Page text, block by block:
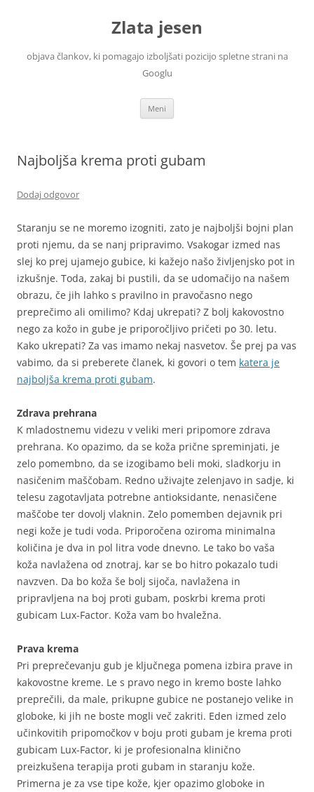
Zlata jesen
objava člankov, ki pomagajo izboljšati pozicijo spletne strani na
Googlu
Meni
Najboljša krema proti gubam
Dodaj odgovor
Staranju se ne moremo izogniti, zato je najboljši bojni plan
proti njemu, da se nanj pripravimo. Vsakogar izmed nas
slej ko prej ujamejo gubice, ki kažejo našo življenjsko pot in
izkušnje. Toda, zakaj bi pustili, da se udomačijo na našem
obrazu, če jih lahko s pravilno in pravočasno nego
preprečimo ali omilimo? Kdaj ukrepati? Z bolj kakovostno
nego za kožo in gube je priporočljivo pričeti po 30. letu.
Kako ukrepati? Za vas imamo nekaj nasvetov. Še prej pa vas
vabimo, da si preberete članek, ki govori o tem katera je
najboljša krema proti gubam.
Zdrava prehrana
K mladostnemu videzu v veliki meri pripomore zdrava
prehrana. Ko opazimo, da se koža prične spreminjati, je
zelo pomembno, da se izogibamo beli moki, sladkorju in
nasičenim maščobam. Redno uživajte zelenjavo in sadje, ki
telesu zagotavljata potrebne antioksidante, nenasičene
maščobe ter dovolj vlaknin. Zelo pomemben dejavnik pri
negi kože je tudi voda. Priporočena oziroma minimalna
količina je dva in pol litra vode dnevno. Le tako bo vaša
koža navlažena od znotraj, kar se bo hitro pokazalo tudi
navzven. Da bo koža še bolj sijoča, navlažena in
pripravljena na boj proti gubam, poskrbi krema proti
gubicam Lux-Factor. Koža vam bo hvaležna.
Prava krema
Pri preprečevanju gub je ključnega pomena izbira prave in
kakovostne kreme. Le s pravo nego in kremo boste lahko
preprečili, da male, prikupne gubice ne postanejo velike in
globoke, ki jih ne boste mogli več zakriti. Eden izmed zelo
učinkovitih pripomočkov v boju proti gubam je krema proti
gubicam Lux-Factor, ki je profesionalna klinično
preizkušena terapija proti gubam in staranju kože.
Primerna je za vse tipe kože, kjer opazimo globoke in